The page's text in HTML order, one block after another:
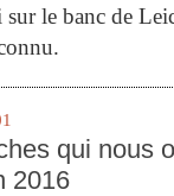
le banc de
qui nous
2016